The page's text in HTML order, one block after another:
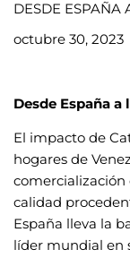
DESDE ESPAÑA
octubre 30, 2023
Desde España
El impacto de
hogares de
comercialización
calidad
España lleva la
líder mundial en